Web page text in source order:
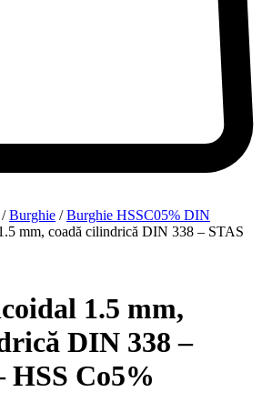
/Burghie /Burghie HSSC05% DIN
mm, coadă cilindrică DIN 338 – STAS
1.5 mm,
DIN 338 –
HSS Co5%